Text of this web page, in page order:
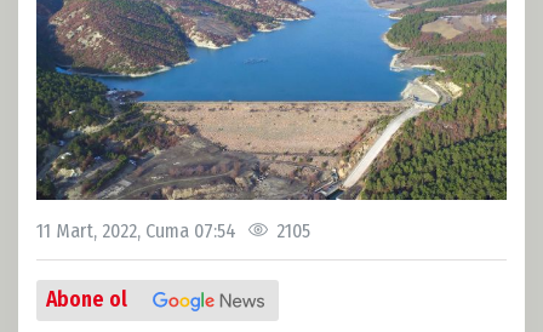
11 Mart, 2022, Cuma 07:54 2105
Abone ol